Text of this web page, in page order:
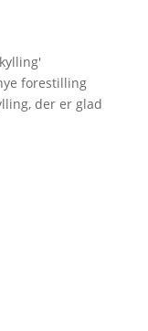
'
forestilling
der er glad